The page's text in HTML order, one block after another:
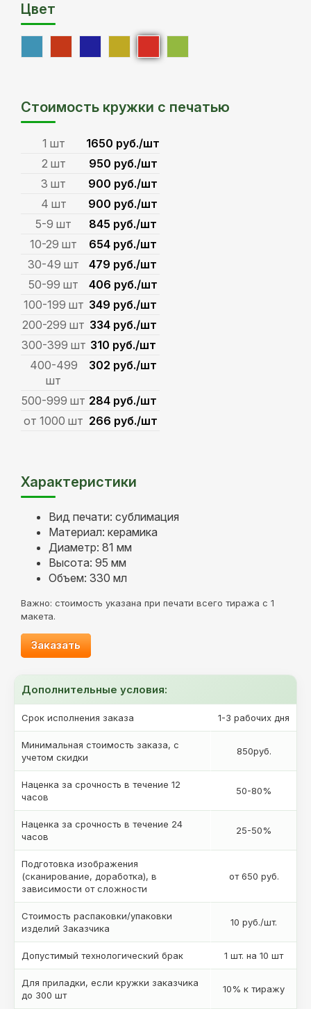
Цвет
Стоимость кружки с печатью
1 шт
1650 руб./шт
2 шт
950 руб./шт
3 шт
900 руб./шт
4 шт
900 руб./шт
5-9 шт
845 руб./шт
10-29 шт
654 руб./шт
30-49 шт
479 руб./шт
50-99 шт
406 руб./шт
100-199 шт 349 руб./шт
200-299 шт 334 руб./шт
300-399 шт 310 руб./шт
400-499
шт
302 руб./шт
500-999 шт 284 руб./шт
от 1000 шт 266 руб./шт
Характеристики
Вид печати: сублимация
Материал: керамика
Диаметр: 81 мм
Высота: 95 мм
Объем: 330 мл
Важно: стоимость указана при печати всего тиража с 1
макета.
Заказать
Дополнительные условия:
Срок исполнения заказа 1-3 рабочих дня
Минимальная стоимость заказа, с
учетом скидки
850руб.
Наценка за срочность в течение 12
часов
50-80%
Наценка за срочность в течение 24
часов
25-50%
Подготовка изображения
(сканирование, доработка), в
зависимости от сложности
от 650 руб.
Стоимость распаковки/упаковки
изделий Заказчика
10 руб./шт.
Допустимый технологический брак 1 шт. на 10 шт
Для приладки, если кружки заказчика
до 300 шт
10% к тиражу